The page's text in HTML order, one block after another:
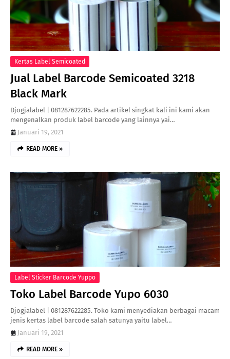
Kertas Label Semicoated
Jual Label Barcode Semicoated 3218
Black Mark
Djogjalabel | 081287622285. Pada artikel singkat kali ini kami akan
mengenalkan produk label barcode yang lainnya yai…
Januari 19, 2021
READ MORE »
Label Sticker Barcode Yuppo
Toko Label Barcode Yupo 6030
Djogjalabel | 081287622285. Toko kami menyediakan berbagai macam
jenis kertas label barcode salah satunya yaitu label…
Januari 19, 2021
READ MORE »